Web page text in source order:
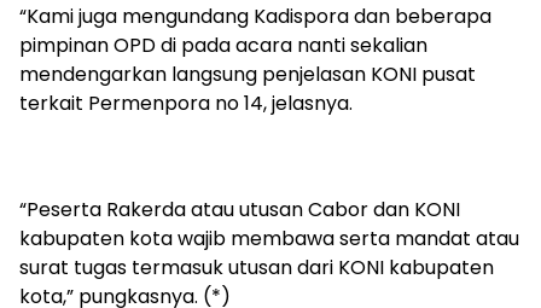
“Kami juga mengundang Kadispora dan beberapa
pimpinan OPD di pada acara nanti sekalian
mendengarkan langsung penjelasan KONI pusat
terkait Permenpora no 14, jelasnya.
“Peserta Rakerda atau utusan Cabor dan KONI
kabupaten kota wajib membawa serta mandat atau
surat tugas termasuk utusan dari KONI kabupaten
kota,” pungkasnya. (*)